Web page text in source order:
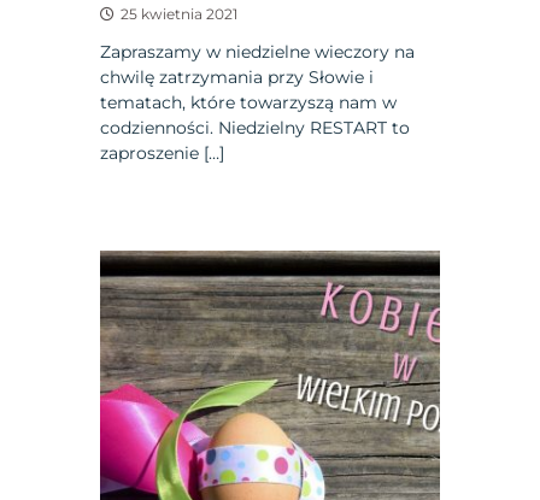
25 kwietnia 2021
Zapraszamy w niedzielne wieczory na
chwilę zatrzymania przy Słowie i
tematach, które towarzyszą nam w
codzienności. Niedzielny RESTART to
zaproszenie […]